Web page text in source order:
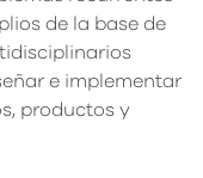
de la base de
e implementar
productos y